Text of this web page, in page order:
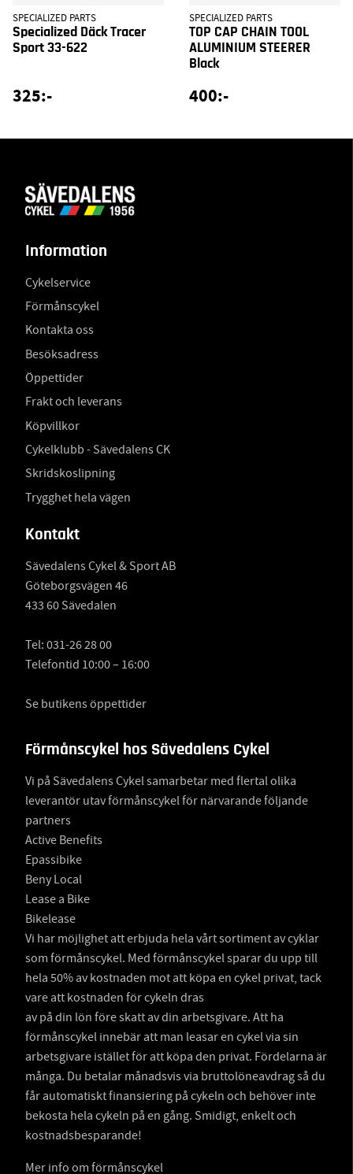
SPECIALIZED PARTS
Specialized Däck Tracer
Sport 33-622
325:-
SPECIALIZED PARTS
TOP CAP CHAIN TOOL
ALUMINIUM STEERER
Black
400:-
Information
Cykelservice
Förmånscykel
Kontakta oss
Besöksadress
Öppettider
Frakt och leverans
Köpvillkor
Cykelklubb - Sävedalens CK
Skridskoslipning
Trygghet hela vägen
Kontakt
Sävedalens Cykel & Sport AB
Göteborgsvägen 46
433 60 Sävedalen
Tel: 031-26 28 00
Telefontid 10:00 – 16:00
Se butikens öppettider
Förmånscykel hos Sävedalens Cykel
Vi på Sävedalens Cykel samarbetar med flertal olika
leverantör utav förmånscykel för närvarande följande
partners
Active Benefits
Epassibike
Beny Local
Lease a Bike
Bikelease
Vi har möjlighet att erbjuda hela vårt sortiment av cyklar
som förmånscykel. Med förmånscykel sparar du upp till
hela 50% av kostnaden mot att köpa en cykel privat, tack
vare att kostnaden för cykeln dras
av på din lön före skatt av din arbetsgivare. Att ha
förmånscykel innebär att man leasar en cykel via sin
arbetsgivare istället för att köpa den privat. Fördelarna är
många. Du betalar månadsvis via bruttolöneavdrag så du
får automatiskt finansiering på cykeln och behöver inte
bekosta hela cykeln på en gång. Smidigt, enkelt och
kostnadsbesparande!
Mer info om förmånscykel